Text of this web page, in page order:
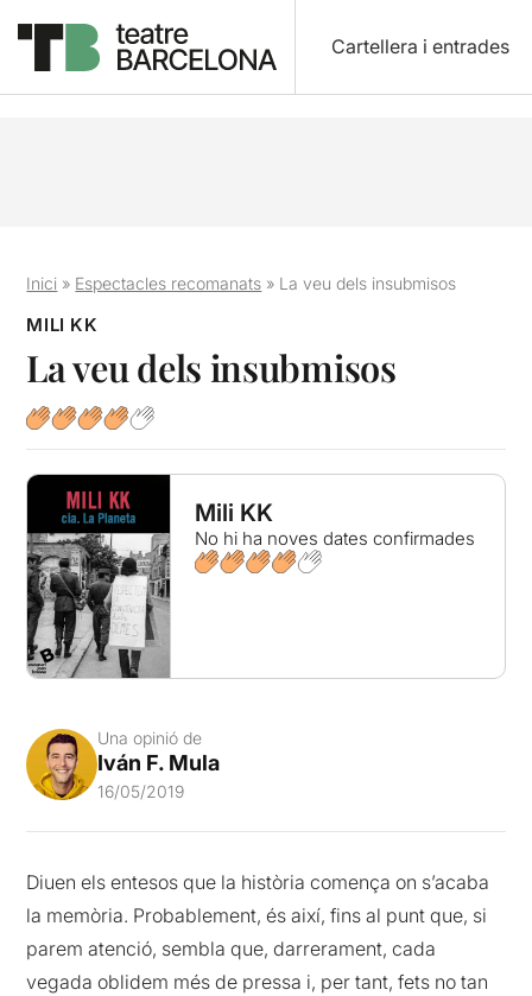
Cartellera i entrades
Inici » Espectacles recomanats » La veu dels insubmisos
MILI KK
La veu dels insubmisos
Mili KK
No hi ha noves dates confirmades
Una opinió de
Iván F. Mula
16/05/2019
Diuen els entesos que la història comença on s’acaba
la memòria. Probablement, és així, fins al punt que, si
parem atenció, sembla que, darrerament, cada
vegada oblidem més de pressa i, per tant, fets no tan